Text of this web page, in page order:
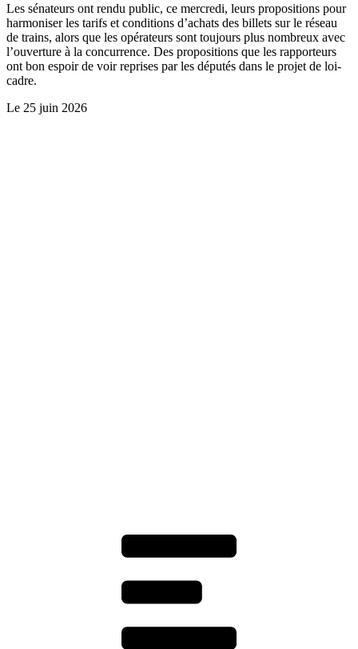
Les sénateurs ont rendu public, ce mercredi, leurs propositions pour
harmoniser les tarifs et conditions d’achats des billets sur le réseau
de trains, alors que les opérateurs sont toujours plus nombreux avec
l’ouverture à la concurrence. Des propositions que les rapporteurs
ont bon espoir de voir reprises par les députés dans le projet de loi-
cadre.
Le 25 juin 2026